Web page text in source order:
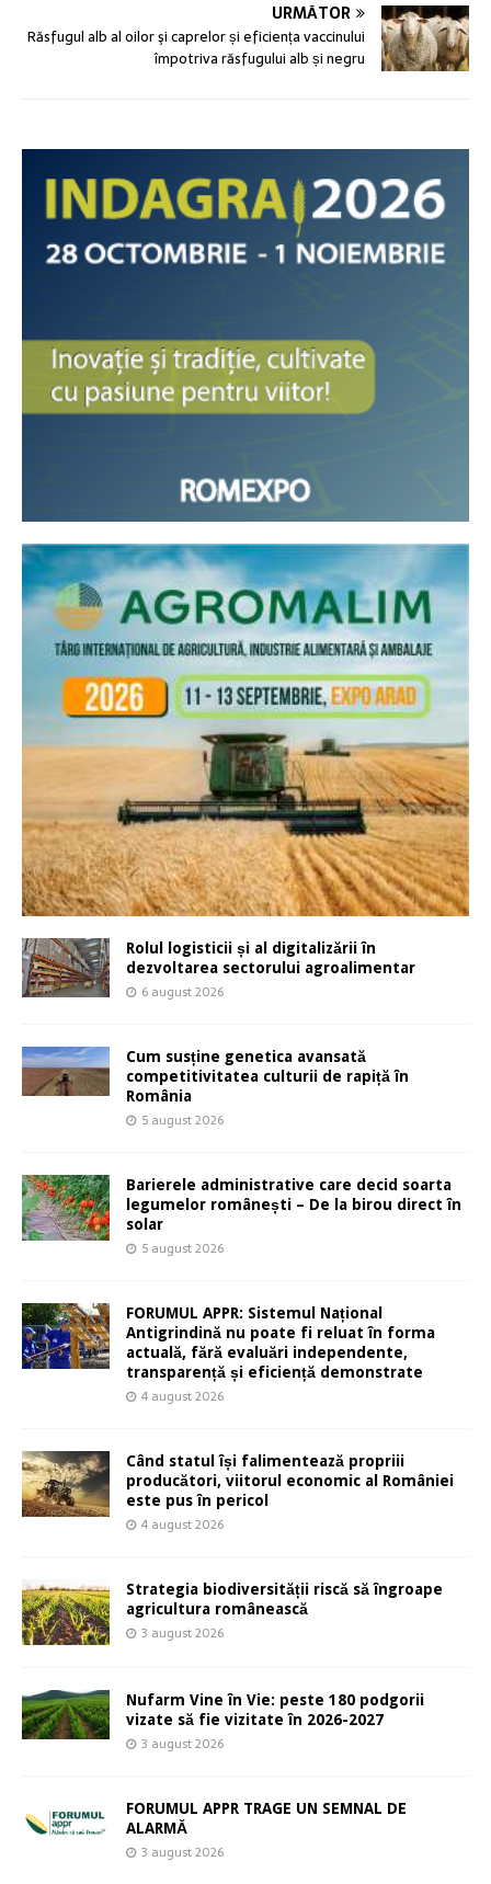
URMĂTOR
Răsfugul alb al oilor şi caprelor și eficiența vaccinului
împotriva răsfugului alb și negru
Rolul logisticii și al digitalizării în
dezvoltarea sectorului agroalimentar
6 august 2026
Cum susține genetica avansată
competitivitatea culturii de rapiță în
România
5 august 2026
Barierele administrative care decid soarta
legumelor românești – De la birou direct în
solar
5 august 2026
FORUMUL APPR: Sistemul Național
Antigrindină nu poate fi reluat în forma
actuală, fără evaluări independente,
transparență și eficiență demonstrate
4 august 2026
Când statul își falimentează propriii
producători, viitorul economic al României
este pus în pericol
4 august 2026
Strategia biodiversității riscă să îngroape
agricultura românească
3 august 2026
Nufarm Vine în Vie: peste 180 podgorii
vizate să fie vizitate în 2026-2027
3 august 2026
FORUMUL APPR TRAGE UN SEMNAL DE
ALARMĂ
3 august 2026